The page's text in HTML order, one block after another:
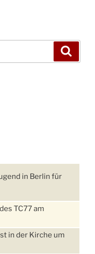
in Berlin für
TC77 am
in der Kirche um